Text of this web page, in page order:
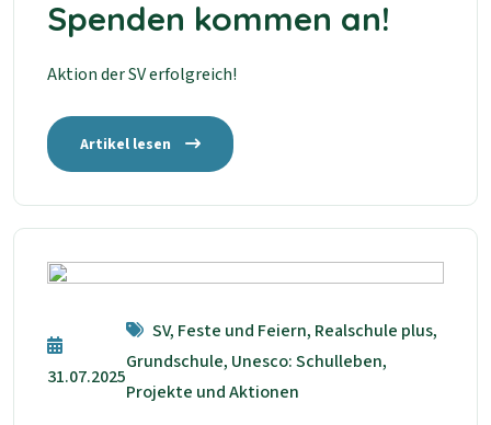
Spenden kommen an!
Aktion der SV erfolgreich!
Artikel lesen
31.07.2025
SV, Feste und Feiern, Realschule plus,
Grundschule, Unesco: Schulleben,
Projekte und Aktionen